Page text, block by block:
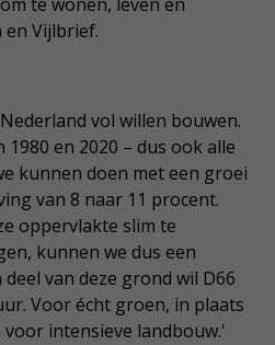
te wonen, leven en
en Vijlbrief.
vol willen bouwen.
en 2020 – dus ook alle
kunnen doen met een groei
van 8 naar 11 procent.
oppervlakte slim te
kunnen we dus een
van deze grond wil D66
Voor écht groen, in plaats
intensieve landbouw.'